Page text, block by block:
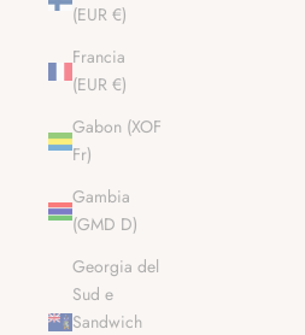
(EUR €)
Francia
(EUR €)
Gabon (XOF
Fr)
Gambia
(GMD D)
Georgia del
Sud e
Sandwich